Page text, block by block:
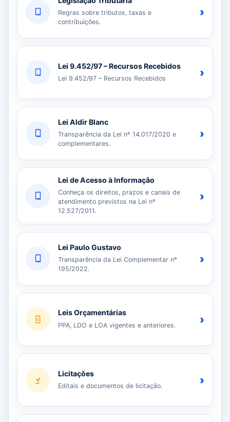
Regras sobre tributos, taxas e
contribuições.
›
Lei 9.452/97 – Recursos Recebidos
Lei 9.452/97 – Recursos Recebidos ›
Lei Aldir Blanc
Transparência da Lei nº 14.017/2020 e
complementares.
›
Lei de Acesso à Informação
Conheça os direitos, prazos e canais de
atendimento previstos na Lei nº
12.527/2011.
›
Lei Paulo Gustavo
Transparência da Lei Complementar nº
195/2022.
›
Leis Orçamentárias
PPA, LDO e LOA vigentes e anteriores. ›
Licitações
Editais e documentos de licitação. ›